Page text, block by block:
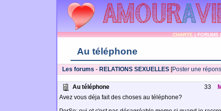
CHARTE|FORUMS
Au téléphone
Les forums - RELATIONS SEXUELLES [Poster une
Au téléphone 33
Avez vous déja fait des choses au téléphone?